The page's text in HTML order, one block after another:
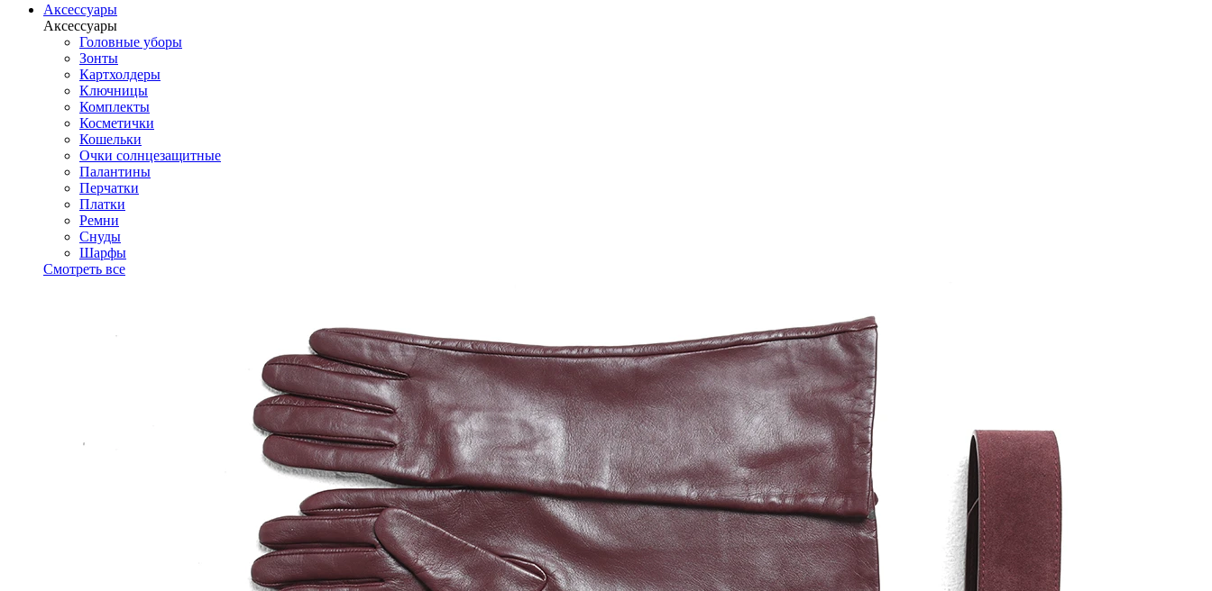
Аксессуары
Аксессуары
Головные уборы
Зонты
Картхолдеры
Ключницы
Комплекты
Косметички
Кошельки
Очки солнцезащитные
Палантины
Перчатки
Платки
Ремни
Снуды
Шарфы
Смотреть все